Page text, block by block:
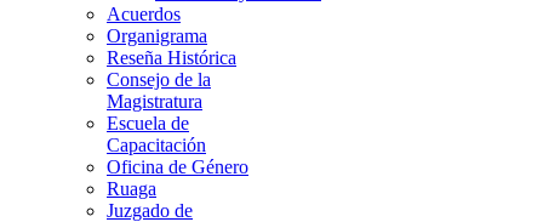
Acuerdos
Organigrama
Reseña Histórica
Consejo de la
Magistratura
Escuela de
Capacitación
Oficina de Género
Ruaga
Juzgado de